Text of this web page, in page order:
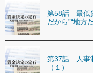
第58話 最低
だから”“地方
第37話 人事
（１）